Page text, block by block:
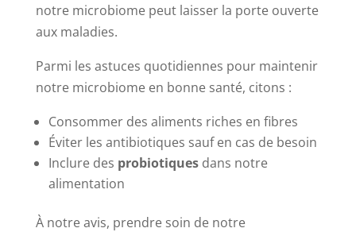
notre microbiome peut laisser la porte ouverte
aux maladies.
Parmi les astuces quotidiennes pour maintenir
notre microbiome en bonne santé, citons :
Consommer des aliments riches en fibres
Éviter les antibiotiques sauf en cas de besoin
Inclure des probiotiquesdans notre
alimentation
À notre avis, prendre soin de notre